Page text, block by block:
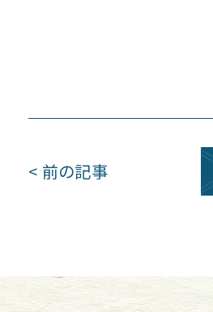
< 前の記事